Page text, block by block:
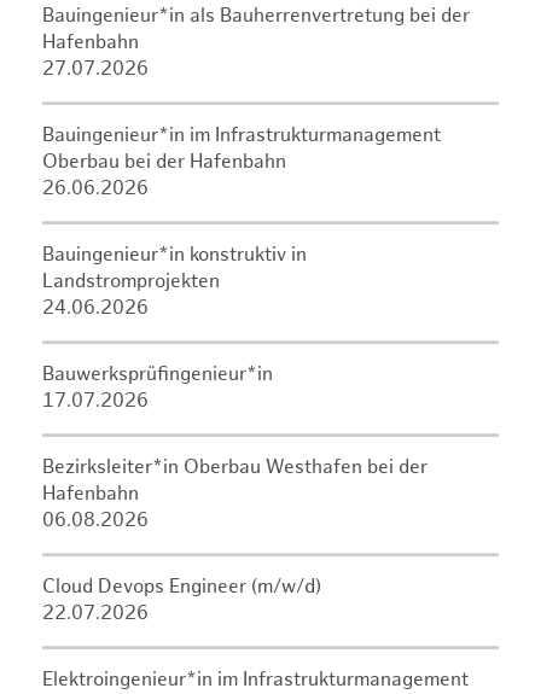
Bauingenieur*in als Bauherrenvertretung bei der
Hafenbahn
27.07.2026
Bauingenieur*in im Infrastrukturmanagement
Oberbau bei der Hafenbahn
26.06.2026
Bauingenieur*in konstruktiv in
Landstromprojekten
24.06.2026
Bauwerksprüfingenieur*in
17.07.2026
Bezirksleiter*in Oberbau Westhafen bei der
Hafenbahn
06.08.2026
Cloud Devops Engineer (m/w/d)
22.07.2026
Elektroingenieur*in im Infrastrukturmanagement